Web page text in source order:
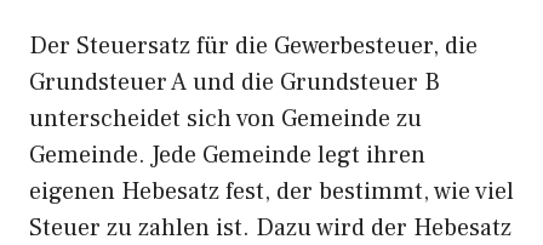
Der Steuersatz für die Gewerbesteuer, die
Grundsteuer A und die Grundsteuer B
unterscheidet sich von Gemeinde zu
Gemeinde. Jede Gemeinde legt ihren
eigenen Hebesatz fest, der bestimmt, wie viel
Steuer zu zahlen ist. Dazu wird der Hebesatz